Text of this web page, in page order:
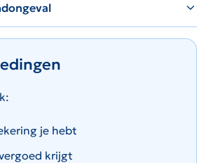
je hebt
krijgt